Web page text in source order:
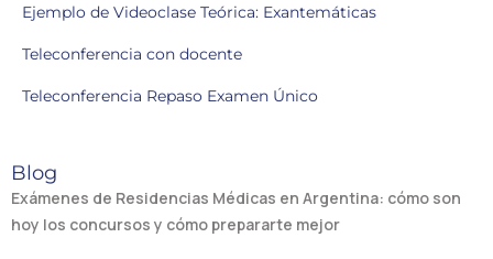
Ejemplo de Videoclase Teórica: Exantemáticas
Teleconferencia con docente
Teleconferencia Repaso Examen Único
Blog
Exámenes de Residencias Médicas en Argentina: cómo son
hoy los concursos y cómo prepararte mejor